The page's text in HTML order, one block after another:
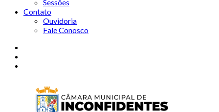
Sessões
Contato
Ouvidoria
Fale Conosco